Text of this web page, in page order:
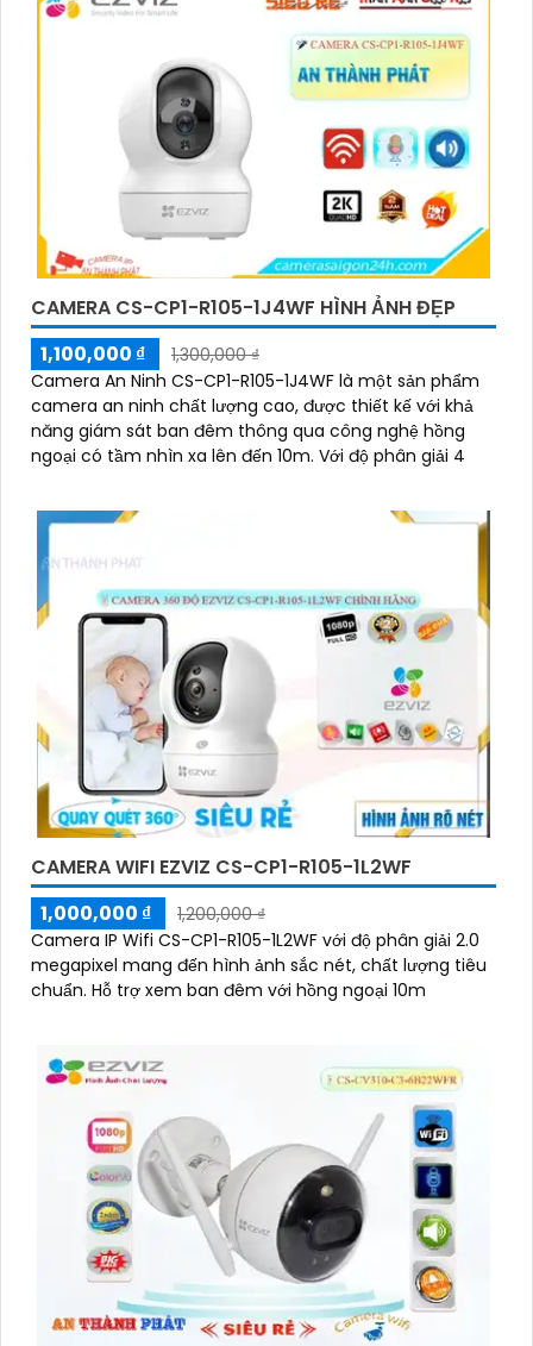
CAMERA CS-CP1-R105-1J4WF HÌNH ẢNH ĐẸP
1,100,000 ₫
1,300,000 ₫
Camera An Ninh CS-CP1-R105-1J4WF là một sản phẩm
camera an ninh chất lượng cao, được thiết kế với khả
năng giám sát ban đêm thông qua công nghệ hồng
ngoại có tầm nhìn xa lên đến 10m. Với độ phân giải 4
CAMERA WIFI EZVIZ CS-CP1-R105-1L2WF
1,000,000 ₫
1,200,000 ₫
Camera IP Wifi CS-CP1-R105-1L2WF với độ phân giải 2.0
megapixel mang đến hình ảnh sắc nét, chất lượng tiêu
chuẩn. Hỗ trợ xem ban đêm với hồng ngoại 10m